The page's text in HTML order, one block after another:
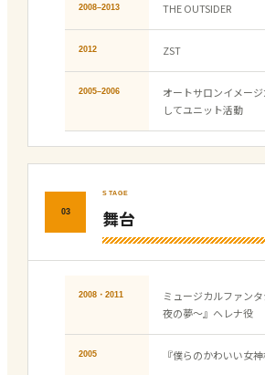
2008–2013 THE OUTSIDER
2012 ZST
2005–2006
オートサロンイメー
してユニット活動
03
STAGE
舞台
2008・2011
ミュージカルファン
夜の夢～』ヘレナ役
2005 『僕らのかわいい女